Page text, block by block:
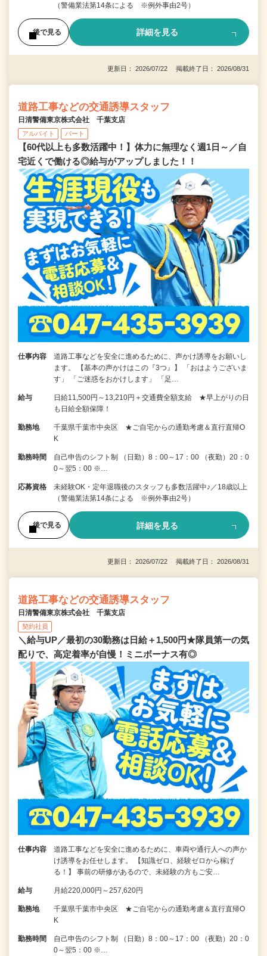
（警備業法第14条による ※例外事由2号）
後で見る 詳細を見る
更新日： 2026/07/22 掲載終了日： 2026/08/31
道路工事などの交通誘導スタッフ
日清警備東京株式会社 千葉支店
アルバイト パート
【60代以上も多数活躍中！】体力に無理なく週1日～／自
宅近くで働ける◎給与がアップしました！！
仕事内容
道路工事などを安全に進めるために、声かけ誘導をお願いし
ます。 【基本の声かけはこの『3つ』】 「おはようございま
す」 「ご迷惑をおかけします」 「足…
給与
日給11,500円～13,210円＋交通費全額支給 ★早上がりの日
も日給全額保障！
勤務地
千葉県千葉市中央区 ★ご自宅からの通勤考慮＆直行直帰O
K
勤務時間
自己申告のシフト制 （日勤）8：00～17：00 （夜勤）20：0
0～翌5：00 ※…
応募資格
未経験OK・定年退職後のスタッフも多数活躍中♪／18歳以上
（警備業法第14条による ※例外事由2号）
後で見る 詳細を見る
更新日： 2026/07/22 掲載終了日： 2026/08/31
道路工事などの交通誘導スタッフ
日清警備東京株式会社 千葉支店
契約社員
＼給与UP／最初の30勤務は日給＋1,500円★隊員第一の気
配りで、高定着率が自慢！ミニボーナス有◎
仕事内容
道路工事などを安全に進めるために、車両や通行人への声か
け誘導をお任せします。 【知識ゼロ、経験ゼロから稼げ
る！】 事前の研修があるので、未経験の方もご安…
給与 月給220,000円～257,620円
勤務地
千葉県千葉市中央区 ★ご自宅からの通勤考慮＆直行直帰O
K
勤務時間
自己申告のシフト制 （日勤）8：00～17：00 （夜勤）20：0
0～翌5：00 ※…